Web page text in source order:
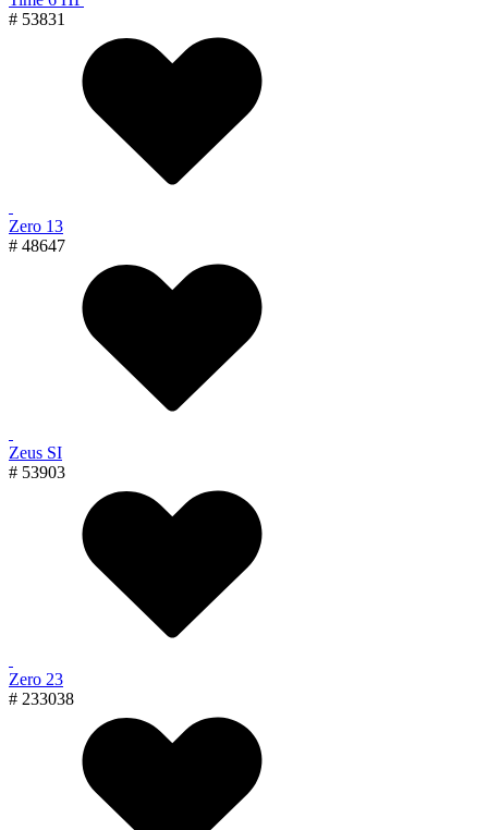
# 53831
Zero 13
# 48647
Zeus SI
# 53903
Zero 23
# 233038